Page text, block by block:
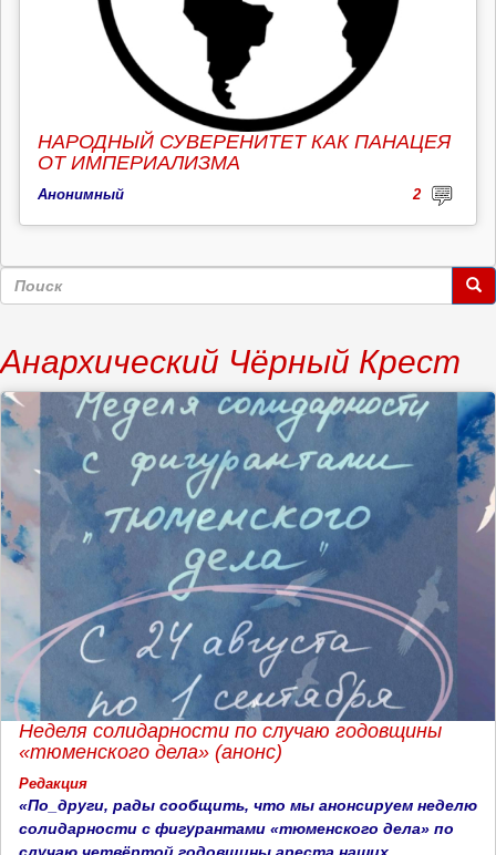
НАРОДНЫЙ СУВЕРЕНИТЕТ КАК ПАНАЦЕЯ
ОТ ИМПЕРИАЛИЗМА
Анонимный 2
Форма
Анархический Чёрный Крест
Неделя солидарности по случаю годовщины
«тюменского дела» (анонс)
Редакция
​«По_други, рады сообщить, что мы анонсируем неделю
солидарности с фигурантами «тюменского дела» по